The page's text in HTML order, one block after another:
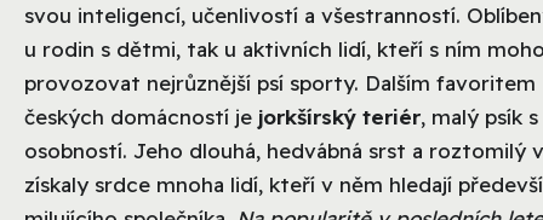
svou inteligencí, učenlivostí a všestranností.
u rodin s dětmi, tak u aktivních lidí, kteří s ním
provozovat nejrůznější psí sporty. Dalším favoritem
českých domácností je jorkšírský teriér, malý psík
osobností. Jeho dlouhá, hedvábná srst a roztomilý
získaly srdce mnoha lidí, kteří v něm hledají